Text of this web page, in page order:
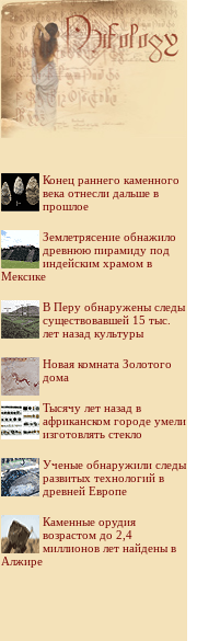
Конец раннего каменного
века отнесли дальше в
прошлое
Землетрясение обнажило
древнюю пирамиду под
индейским храмом в
Мексике
В Перу обнаружены следы
существовавшей 15 тыс.
лет назад культуры
Новая комната Золотого
дома
Тысячу лет назад в
африканском городе умели
изготовлять стекло
Ученые обнаружили следы
развитых технологий в
древней Европе
Каменные орудия
возрастом до 2,4
миллионов лет найдены в
Алжире